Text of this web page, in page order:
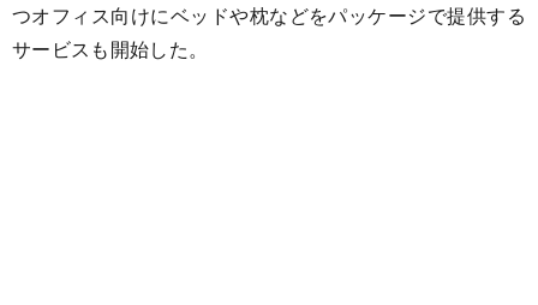
つオフィス向けにベッドや枕などをパッケージで提供する
サービスも開始した。